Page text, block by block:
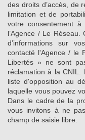
des droits d’accès, de
limitation et de
votre consentement
l’Agence / Le Réseau.
d’informations sur
contacté l'Agence / le
Libertés » ne sont
réclamation à la CNIL.
liste d'opposition au
laquelle vous pouvez
Dans le cadre de la
vous invitons à ne
champ de saisie libre.